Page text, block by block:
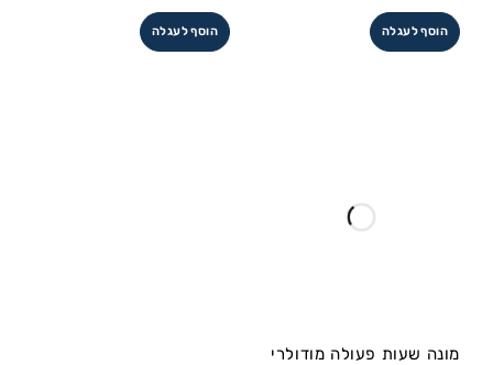
הוסף לעגלה הוסף לעגלה
מונה שעות פעולה מודולרי